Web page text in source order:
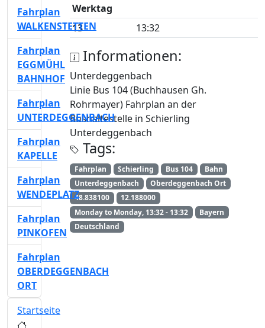
Werktag
13
13:32
Informationen:
Unterdeggenbach
Linie Bus 104 (Buchhausen Gh.
Rohrmayer) Fahrplan an der
Bushaltestelle in Schierling
Unterdeggenbach
Tags:
Fahrplan Schierling Bus 104
Bahn
Unterdeggenbach
Oberdeggenbach Ort
48.838100
12.188000
Monday to Monday, 13:32 - 13:32
Bayern
Deutschland
Fahrplan
WALKENSTETTEN
Fahrplan
EGGMÜHL
BAHNHOF
Fahrplan
UNTERDEGGENBACH
Fahrplan
KAPELLE
Fahrplan
WENDEPLATZ
Fahrplan
PINKOFEN
Fahrplan
OBERDEGGENBACH
ORT
Startseite